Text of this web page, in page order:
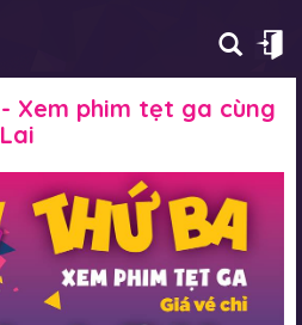
Xem phim tẹt ga cùng